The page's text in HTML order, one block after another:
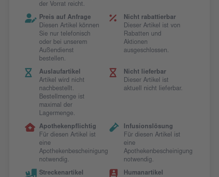
der Vorrat reicht.
Preis auf Anfrage
Diesen Artikel können
Sie nur telefonisch
oder bei unserem
Außendienst
bestellen.
Nicht rabattierbar
Dieser Artikel ist von
Rabatten und
Aktionen
ausgeschlossen.
Auslaufartikel
Artikel wird nicht
nachbestellt.
Bestellmenge ist
maximal der
Lagermenge.
Nicht lieferbar
Dieser Artikel ist
aktuell nicht lieferbar.
Apothekenpflichtig
Für diesen Artikel ist
eine
Apothekenbescheinigung
notwendig.
Infusionslösung
Für diesen Artikel ist
eine
Apothekenbescheinigung
notwendig.
Streckenartikel
Humanartikel